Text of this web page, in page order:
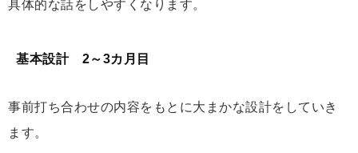
具体的な話をしやすくなります。
基本設計 2～3カ月目
事前打ち合わせの内容をもとに大まかな設計をしていき
ます。